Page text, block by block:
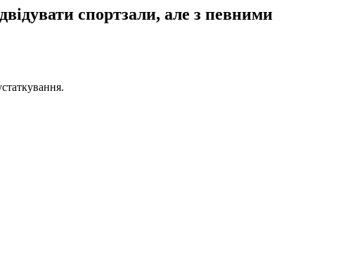
спортзали, але з певними